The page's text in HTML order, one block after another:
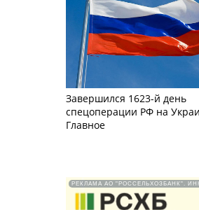
Завершился 1623-й день
спецоперации РФ на
Главное
РЕКЛАМА АО "РОССЕЛЬХОЗБАНК". ИНН